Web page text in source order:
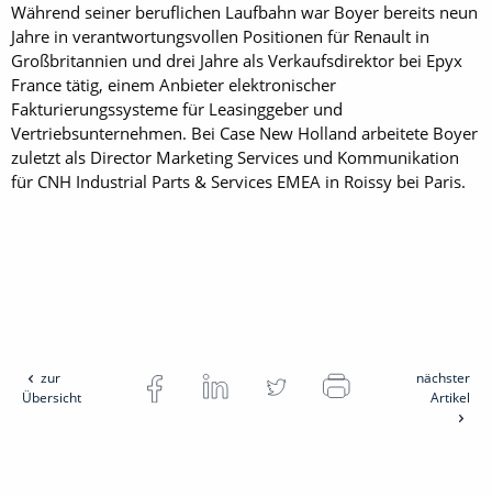
Während seiner beruflichen Laufbahn war Boyer bereits neun
Jahre in verantwortungsvollen Positionen für Renault in
Großbritannien und drei Jahre als Verkaufsdirektor bei Epyx
France tätig, einem Anbieter elektronischer
Fakturierungssysteme für Leasinggeber und
Vertriebsunternehmen. Bei ­Case New Holland arbeitete Boyer
zuletzt als Director Marketing Services und Kommunikation
für CNH Industrial Parts & Services EMEA in Roissy bei Paris.
zur
Übersicht
nächster
Artikel